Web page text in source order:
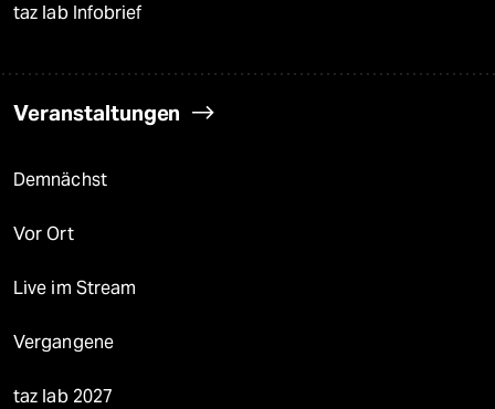
taz lab Infobrief
Veranstaltungen
Demnächst
Vor Ort
Live im Stream
Vergangene
taz lab 2027